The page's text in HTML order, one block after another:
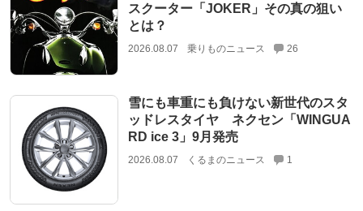
スクーター「JOKER」その真の狙い
とは？
2026.08.07 乗りものニュース 26
雪にも車重にも負けない新世代のスタ
ッドレスタイヤ ネクセン「WINGUA
RD ice 3」9月発売
2026.08.07 くるまのニュース 1